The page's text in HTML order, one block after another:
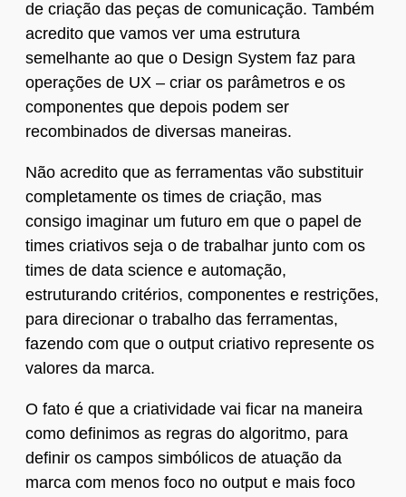
de criação das peças de comunicação. Também
acredito que vamos ver uma estrutura
semelhante ao que o Design System faz para
operações de UX – criar os parâmetros e os
componentes que depois podem ser
recombinados de diversas maneiras.
Não acredito que as ferramentas vão substituir
completamente os times de criação, mas
consigo imaginar um futuro em que o papel de
times criativos seja o de trabalhar junto com os
times de data science e automação,
estruturando critérios, componentes e restrições,
para direcionar o trabalho das ferramentas,
fazendo com que o output criativo represente os
valores da marca.
O fato é que a criatividade vai ficar na maneira
como definimos as regras do algoritmo, para
definir os campos simbólicos de atuação da
marca com menos foco no output e mais foco